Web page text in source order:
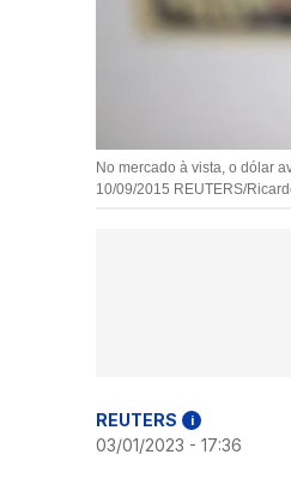
No mercado à vista, o dólar
10/09/2015 REUTERS/
REUTERS i
03/01/2023 - 17:36